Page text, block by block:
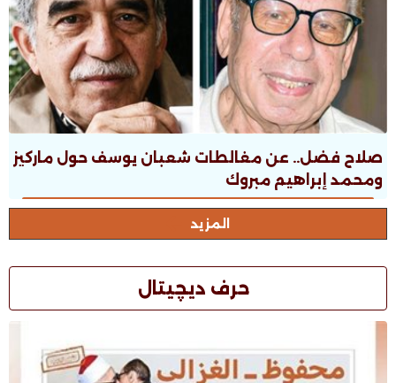
صلاح فضل.. عن مغالطات شعبان يوسف حول ماركيز
ومحمد إبراهيم مبروك
المزيد
حرف ديچيتال